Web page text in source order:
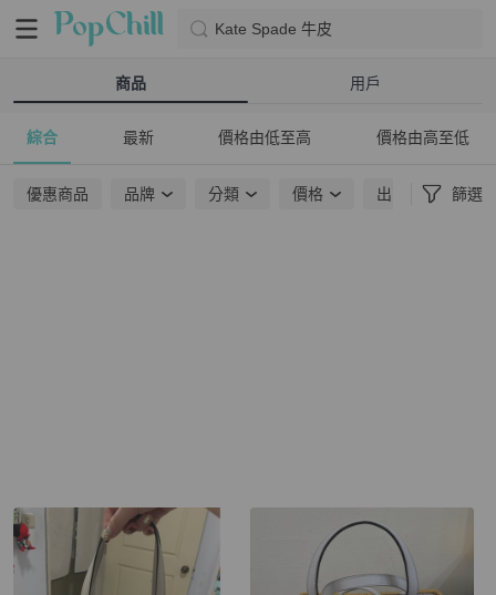
Kate Spade 牛皮
商品 用戶
綜合 最新 價格由低至高 價格由高至低
優惠商品 品牌 分類 價格 出貨地點 篩選